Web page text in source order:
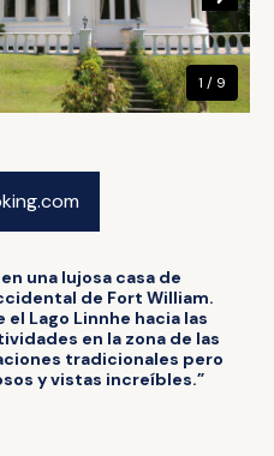
1 / 9
una lujosa casa de
de Fort William.
Lago Linnhe hacia las
en la zona de las
tradicionales pero
y vistas increíbles.”